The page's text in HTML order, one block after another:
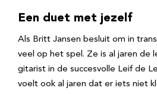
Een duet met jezelf
Als Britt Jansen besluit om in
veel op het spel. Ze is al jaren de
gitarist in de succesvolle Leif de
voelt ook al jaren dat er iets niet